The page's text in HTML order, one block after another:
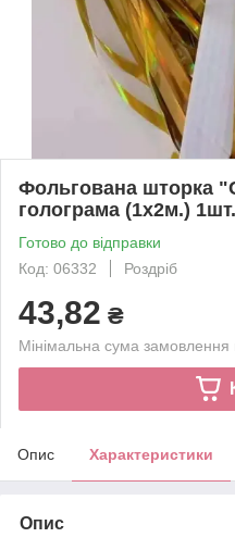
Фольгована шторка
голограма (1х2м.) 1шт.
Готово до відправки
Код: 06332
Роздріб
43,82 ₴
Мінімальна сума
Опис Характеристики
Опис